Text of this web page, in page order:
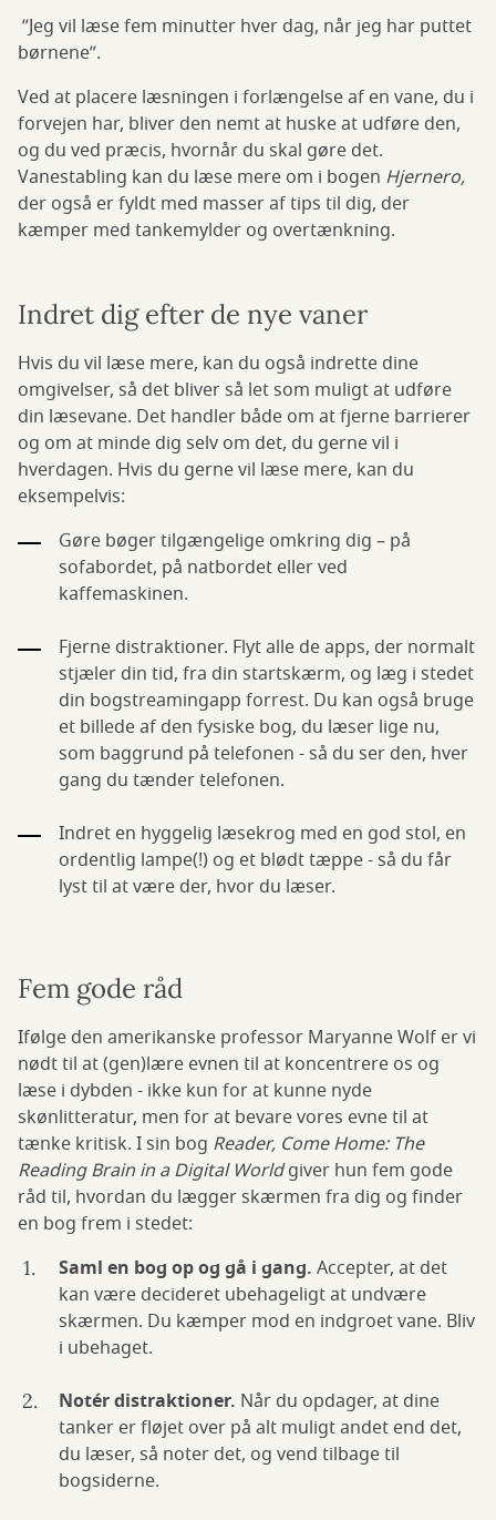
”Jeg vil læse fem minutter hver dag, når jeg har puttet
børnene”.
Ved at placere læsningen i forlængelse af en vane, du i
forvejen har, bliver den nemt at huske at udføre den,
og du ved præcis, hvornår du skal gøre det.
Vanestabling kan du læse mere om i bogen Hjernero,
der også er fyldt med masser af tips til dig, der
kæmper med tankemylder og overtænkning.
Indret dig efter de nye vaner
Hvis du vil læse mere, kan du også indrette dine
omgivelser, så det bliver så let som muligt at udføre
din læsevane. Det handler både om at fjerne barrierer
og om at minde dig selv om det, du gerne vil i
hverdagen. Hvis du gerne vil læse mere, kan du
eksempelvis:
Gøre bøger tilgængelige omkring dig – på
sofabordet, på natbordet eller ved
kaffemaskinen.
Fjerne distraktioner. Flyt alle de apps, der normalt
stjæler din tid, fra din startskærm, og læg i stedet
din bogstreamingapp forrest. Du kan også bruge
et billede af den fysiske bog, du læser lige nu,
som baggrund på telefonen - så du ser den, hver
gang du tænder telefonen.
Indret en hyggelig læsekrog med en god stol, en
ordentlig lampe(!) og et blødt tæppe - så du får
lyst til at være der, hvor du læser.
Fem gode råd
Ifølge den amerikanske professor Maryanne Wolf er vi
nødt til at (gen)lære evnen til at koncentrere os og
læse i dybden - ikke kun for at kunne nyde
skønlitteratur, men for at bevare vores evne til at
tænke kritisk. I sin bog Reader, Come Home: The
Reading Brain in a Digital Worldgiver hun fem gode
råd til, hvordan du lægger skærmen fra dig og finder
en bog frem i stedet:
Saml en bog op og gå i gang. Accepter, at det
kan være decideret ubehageligt at undvære
skærmen. Du kæmper mod en indgroet vane. Bliv
i ubehaget.
Notér distraktioner. Når du opdager, at dine
tanker er fløjet over på alt muligt andet end det,
du læser, så noter det, og vend tilbage til
bogsiderne.